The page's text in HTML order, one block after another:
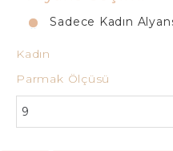
Sadece Kadın
Kadın
Parmak Ölçüsü